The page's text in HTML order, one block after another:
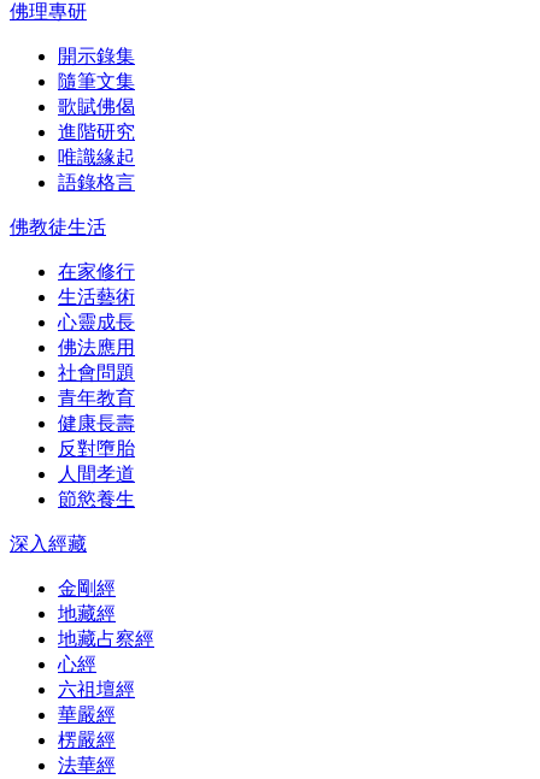
佛理專研
開示錄集
隨筆文集
歌賦佛偈
進階研究
唯識緣起
語錄格言
佛教徒生活
在家修行
生活藝術
心靈成長
佛法應用
社會問題
青年教育
健康長壽
反對墮胎
人間孝道
節慾養生
深入經藏
金剛經
地藏經
地藏占察經
心經
六祖壇經
華嚴經
楞嚴經
法華經